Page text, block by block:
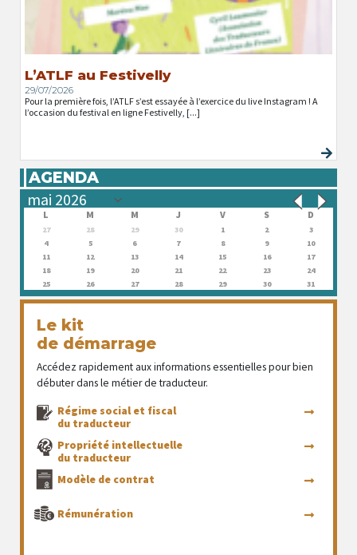
L’ATLF au Festivelly
29/07/2026
Pour la première fois, l’ATLF s’est essayée à l’exercice du live Instagram ! A
l’occasion du festival en ligne Festivelly, [...]
AGENDA
L M M J V S D
27 28 29 30 1 2
3
4
5 6 7 8 9
10
11
12 13 14 15 16
17
18
19 20 21 22 23
24
25
26 27 28 29 30 31
Le kit
de démarrage
Accédez rapidement aux informations essentielles pour bien
débuter dans le métier de traducteur.
Régime social et fiscal
du traducteur
Propriété intellectuelle
du traducteur
Modèle de contrat
Rémunération